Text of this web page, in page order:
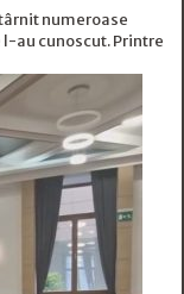
numeroase
au cunoscut. Printre